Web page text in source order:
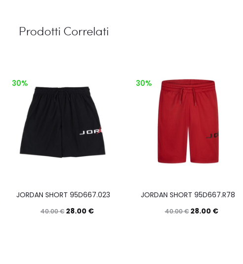
Prodotti Correlati
30%
JORDAN SHORT 95D667.023
40.00€ 28.00 €
30%
JORDAN SHORT 95D667.R78
40.00€ 28.00 €